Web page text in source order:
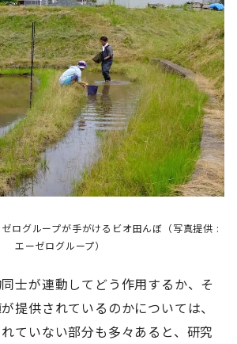
ログループが手がけるビオ田んぼ（写真提供 :
エーゼログループ）
士が連動してどう作用するか、そ
提供されているのかについては、
ていない部分も多々あると、研究